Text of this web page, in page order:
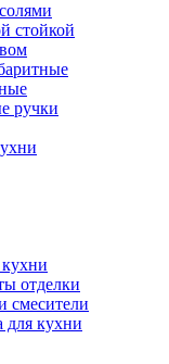
стойкой
ручки
отделки
смесители
для кухни